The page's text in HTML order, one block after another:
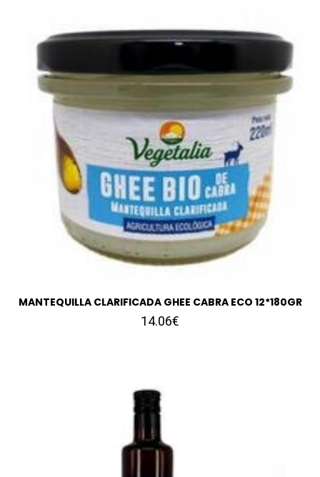
MANTEQUILLA CLARIFICADA GHEE CABRA ECO 12*180GR
14.06€